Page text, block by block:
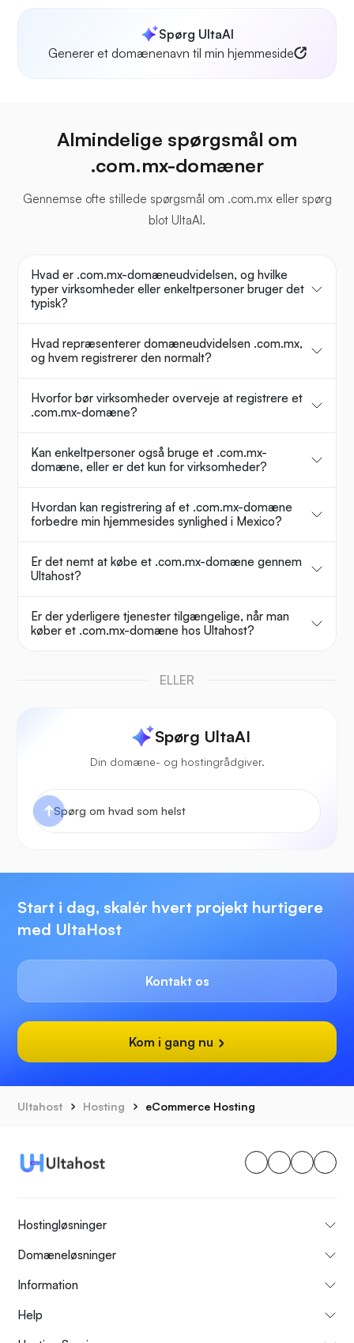
Spørg UltaAI
Generer et domænenavn til min hjemmeside
Almindelige spørgsmål om
.com.mx-domæner
Gennemse ofte stillede spørgsmål om .com.mx eller spørg
blot UltaAI.
Hvad er .com.mx-domæneudvidelsen, og hvilke
typer virksomheder eller enkeltpersoner bruger det
typisk?
Hvad repræsenterer domæneudvidelsen .com.mx,
og hvem registrerer den normalt?
Hvorfor bør virksomheder overveje at registrere et
.com.mx-domæne?
Kan enkeltpersoner også bruge et .com.mx-
domæne, eller er det kun for virksomheder?
Hvordan kan registrering af et .com.mx-domæne
forbedre min hjemmesides synlighed i Mexico?
Er det nemt at købe et .com.mx-domæne gennem
Ultahost?
Er der yderligere tjenester tilgængelige, når man
køber et .com.mx-domæne hos Ultahost?
ELLER
Spørg UltaAI
Din domæne- og hostingrådgiver.
Start i dag, skalér hvert projekt hurtigere
med UltaHost
Kontakt os
Kom i gang nu
Ultahost Hosting eCommerce Hosting
Hostingløsninger
Domæneløsninger
Information
Help